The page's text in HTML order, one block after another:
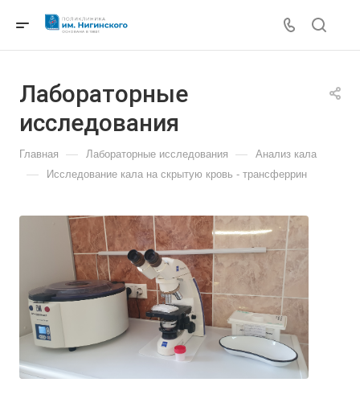
Лабораторные
исследования
Главная — Лабораторные исследования — Анализ кала
— Исследование кала на скрытую кровь - трансферрин